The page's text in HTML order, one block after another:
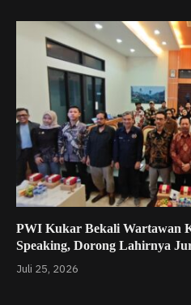
PWI Kukar Bekali Wartawan
Speaking, Dorong Lahirnya
Juli 25, 2026